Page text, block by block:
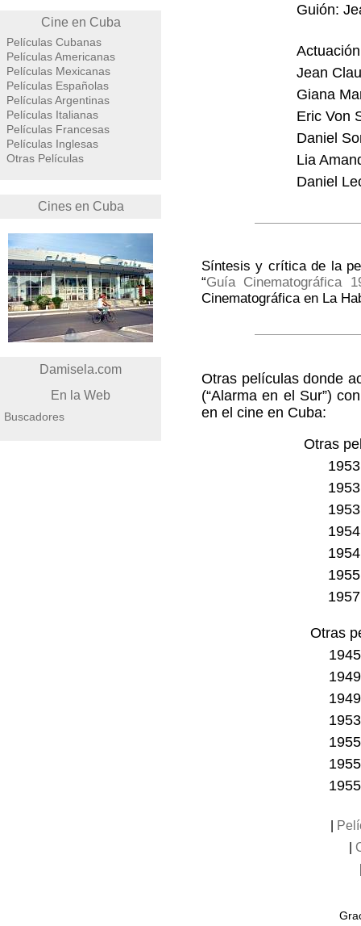
Cine en Cuba
Películas Cubanas
Películas Americanas
Películas Mexicanas
Películas Españolas
Películas Argentinas
Películas Italianas
Películas Francesas
Películas Inglesas
Otras Películas
Cines en Cuba
Damisela.com
En la Web
Buscadores
Guión:
Jean
Giana
Eric Von
Daniel
Lia
Daniel
Síntesis y crítica de la
“Guía Cinematográfica
Cinematográfica en La
Otras películas donde
(“Alarma en el Sur”)
en el cine en Cuba:
Otras
Otras